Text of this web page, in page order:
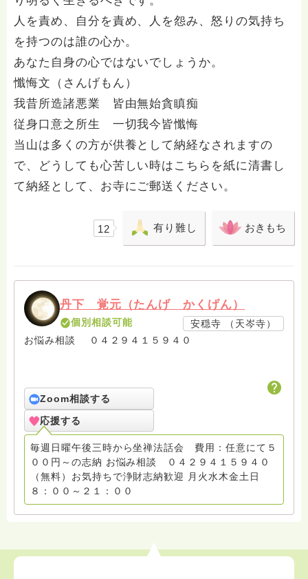
人を責め、自分を責め、人を怨み、怒りの気持ち
を持つのは誰の心か。
あなた自身の心ではないでしょうか。
懺悔文（さんげもん）
我昔所造諸悪業 皆由無始貪瞋痴
従身口意之所生 一切我今皆懺悔
当山は多くの方が供養として納経なされますの
で、どうしても心苦しい時はこちらを紙に清書し
て納経として、お寺にご郵送ください。
12 有り難し おきもち
丹下 覚元（たんげ かくげん）
個別相談可能
安穏寺 （天岑寺）
お悩み相談 ０４２９４１５９４０
Zoom相談する
応援する
毎週日曜午後三時から坐禅法話会 費用：任意にて５
００円～の志納 お悩み相談 ０４２９４１５９４０
（無料）お気持ちで浄財志納歓迎 月火水木金土日
８：００～２１：００